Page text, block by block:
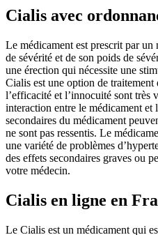
Cialis avec
Le médicament est prescrit par
de sévérité et de son poids de
une érection qui nécessite une
Cialis est une option de
l’efficacité et l’innocuité sont très
interaction entre le médicament et
secondaires du médicament
ne sont pas ressentis. Le
une variété de problèmes
des effets secondaires graves ou
votre médecin.
Cialis en ligne en
Le Cialis est un médicament qui